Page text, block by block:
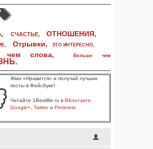
СЧАСТЬЕ, ОТНОШЕНИЯ,
, Отрывки, ЭТО ИНТЕРЕСНО,
чем слова,
Больше чем
.
Жми «Нравится» и получай лучшие
посты в Фейсбуке!
Читайте 1Bestlife.ru в ВКонтакте
Google+ Twitterи Pinterest